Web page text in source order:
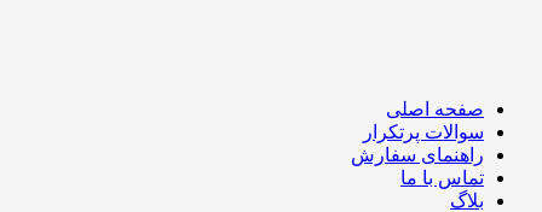
صفحه اصلی
سوالات پرتکرار
راهنمای سفارش
تماس با ما
بلاگ